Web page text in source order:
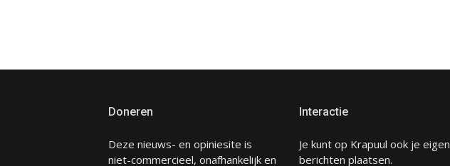
Doneren
Deze nieuws- en opiniesite is
niet-commercieel, onafhankelijk en
Interactie
Je kunt op Krapuul ook je eigen
berichten plaatsen.